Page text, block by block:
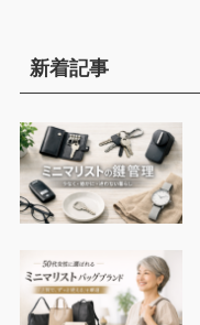
新着記事